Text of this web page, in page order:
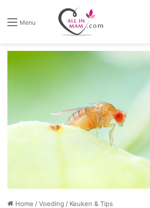
Menu
Home /Voeding / Keuken & Tips